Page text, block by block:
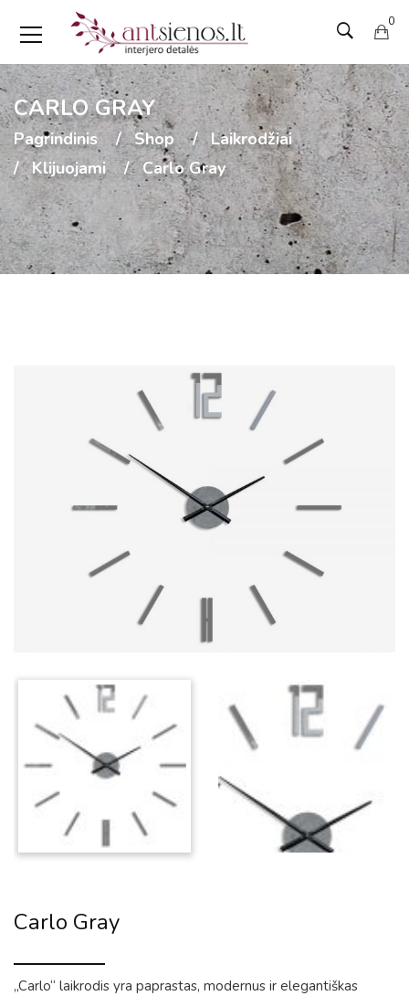
0
CARLO GRAY
Pagrindinis Shop
Laikrodžiai
Klijuojami
Carlo Gray
Carlo Gray
„Carlo“ laikrodis yra paprastas, modernus ir elegantiškas